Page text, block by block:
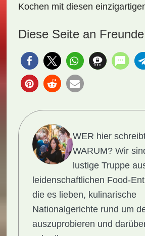
Kochen mit diesen
Diese Seite an
WER hier
WARUM?Wir
lustige Truppe
leidenschaftlichen Food-
die es lieben, kulinarische
Nationalgerichte rund um
auszuprobieren und